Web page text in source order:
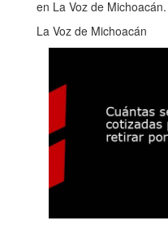
en La Voz de Michoacán.
La Voz de Michoacán